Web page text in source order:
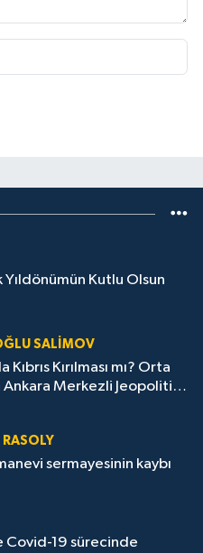
Yıldönümün Kutlu Olsun
SALIMOV
Kıbrıs Kırılması mı? Orta
Ankara Merkezli Jeopolitik
sermayesinin kaybı
Covid-19 sürecinde